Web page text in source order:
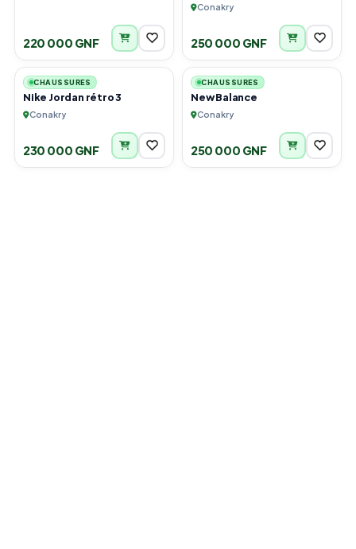
220 000 GNF
Conakry
250 000 GNF
2
CHAUSSURES
Nike Jordan rétro 3
Conakry
230 000 GNF
3
CHAUSSURES
New Balance
Conakry
250 000 GNF